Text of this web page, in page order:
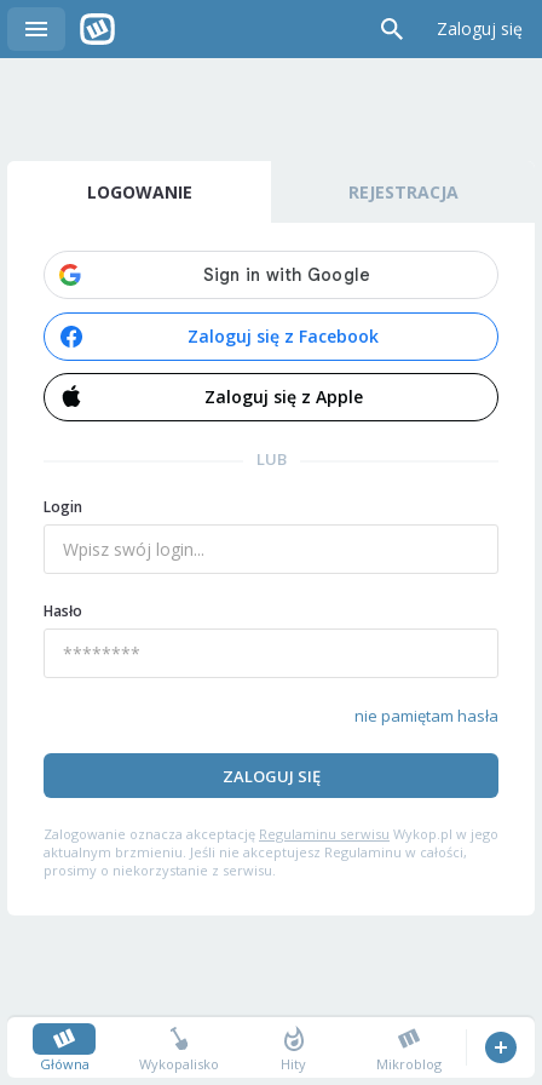
Zaloguj się
LOGOWANIE REJESTRACJA
Zaloguj się z Facebook
Zaloguj się z Apple
LUB
Login
Hasło
nie pamiętam hasła
ZALOGUJ SIĘ
Zalogowanie oznacza akceptację Regulaminu serwisu Wykop.pl w jego
aktualnym brzmieniu. Jeśli nie akceptujesz Regulaminu w całości,
prosimy o niekorzystanie z serwisu.
Główna Wykopalisko Hity Mikroblog